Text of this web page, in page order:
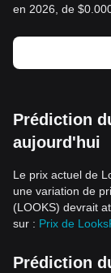
en 2026, de
Prédiction
aujourd'hui
Le prix actuel de
une variation de
(LOOKS) devrait
sur : Prix de
Prédiction